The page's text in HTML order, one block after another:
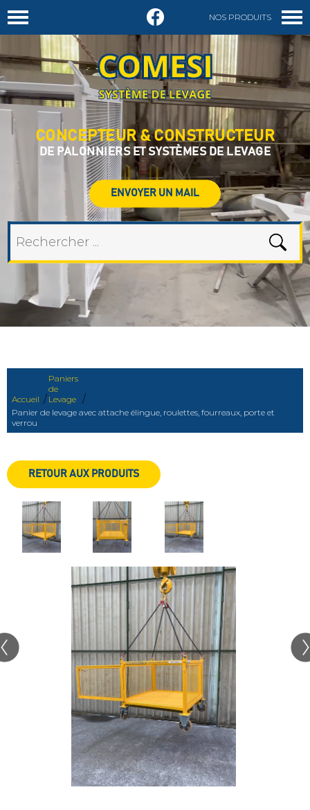
NOS PRODUITS
DEMANDER UN DEVIS
CONCEPTEUR & CONSTRUCTEUR
DE PALONNIERS ET SYSTÈMES DE LEVAGE
ENVOYER UN MAIL
Accueil /
Paniers
de
Levage /
Panier de levage avec attache élingue, roulettes, fourreaux, porte et
verrou
RETOUR AUX PRODUITS